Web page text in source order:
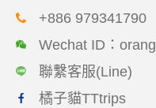
+886 979341790
Wechat ID：
聯繫客服(Line)
橘子貓TTtrips